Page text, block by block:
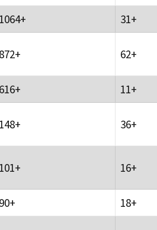
1064+
31+
872+ 62+
616+
11+
148+ 36+
101+ 16+
90+
18+